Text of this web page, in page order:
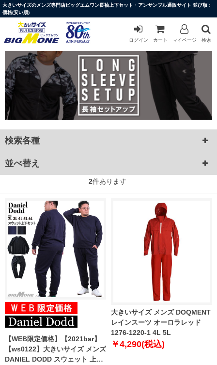
大きいサイズのメンズ専門店ビッグエムワン長袖上下セット・アンサンブル通販サイト 並び順：
価格(安い順)
ログイン カート マイページ 検索
検索各種
並べ替え
2件あります
【WEB限定価格】【2021bar】
【ws0122】大きいサイズ メンズ
DANIEL DODD スウェット 上下
大きいサイズ メンズ DOQMENT
レインスーツ オーロラレッド
1276-1220-1 4L 5L
￥4,290(税込)